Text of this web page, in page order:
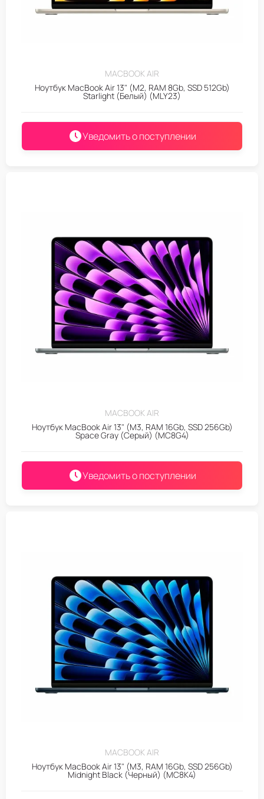
MACBOOK AIR
Ноутбук MacBook Air 13" (M2, RAM 8Gb, SSD 512Gb)
Starlight (Белый) (MLY23)
Уведомить о поступлении
MACBOOK AIR
Ноутбук MacBook Air 13" (M3, RAM 16Gb, SSD 256Gb)
Space Gray (Серый) (MC8G4)
Уведомить о поступлении
MACBOOK AIR
Ноутбук MacBook Air 13" (M3, RAM 16Gb, SSD 256Gb)
Midnight Black (Черный) (MC8K4)